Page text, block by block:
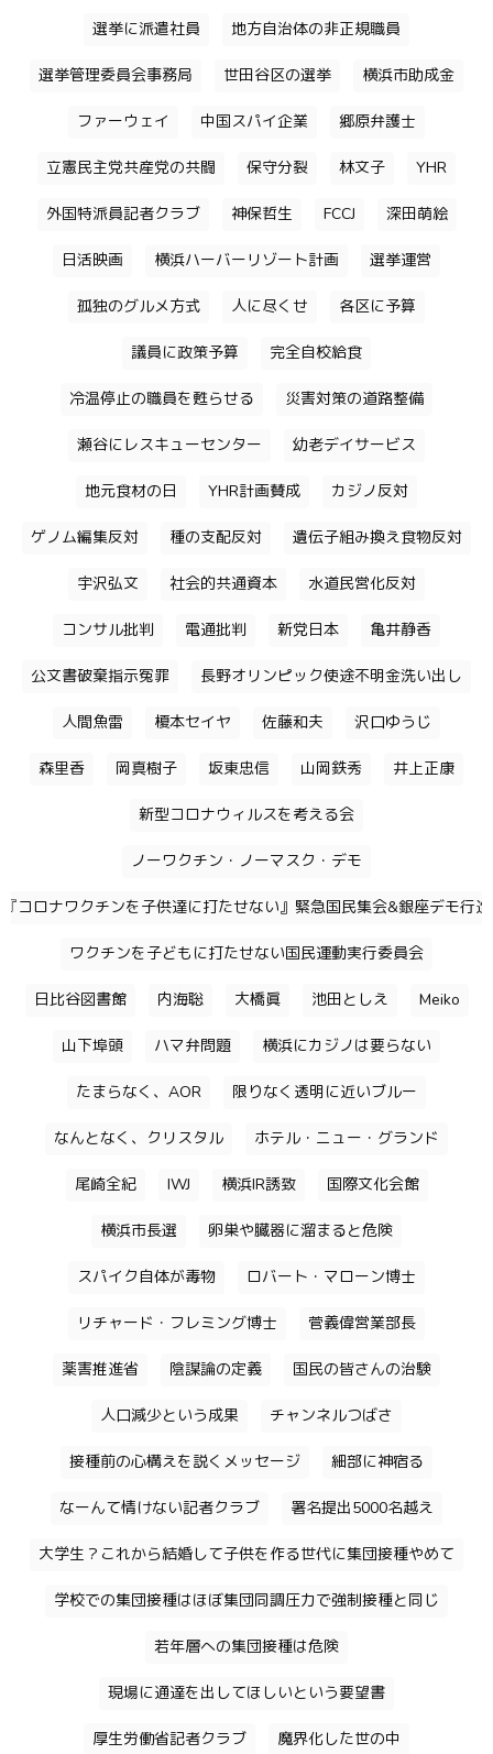
選挙に派遣社員 地方自治体の非正規職員
選挙管理委員会事務局 世田谷区の選挙 横浜市助成金
ファーウェイ 中国スパイ企業 郷原弁護士
立憲民主党共産党の共闘 保守分裂 林文子 YHR
外国特派員記者クラブ 神保哲生 FCCJ 深田萌絵
日活映画 横浜ハーバーリゾート計画 選挙運営
孤独のグルメ方式 人に尽くせ 各区に予算
議員に政策予算 完全自校給食
冷温停止の職員を甦らせる 災害対策の道路整備
瀬谷にレスキューセンター 幼老デイサービス
地元食材の日 YHR計画賛成 カジノ反対
ゲノム編集反対 種の支配反対 遺伝子組み換え食物反対
宇沢弘文 社会的共通資本 水道民営化反対
コンサル批判 電通批判 新党日本 亀井静香
公文書破棄指示冤罪 長野オリンピック使途不明金洗い出し
人間魚雷 榎本セイヤ 佐藤和夫 沢口ゆうじ
森里香 岡真樹子 坂東忠信 山岡鉄秀 井上正康
新型コロナウィルスを考える会
ノーワクチン・ノーマスク・デモ
『コロナワクチンを子供達に打たせない』緊急国民集会&銀座デモ行進
ワクチンを子どもに打たせない国民運動実行委員会
日比谷図書館 内海聡 大橋眞 池田としえ Meiko
山下埠頭 ハマ弁問題 横浜にカジノは要らない
たまらなく、AOR 限りなく透明に近いブルー
なんとなく、クリスタル ホテル・ニュー・グランド
尾崎全紀 IWJ 横浜IR誘致 国際文化会館
横浜市長選 卵巣や臓器に溜まると危険
スパイク自体が毒物 ロバート・マローン博士
リチャード・フレミング博士 菅義偉営業部長
薬害推進省 陰謀論の定義 国民の皆さんの治験
人口減少という成果 チャンネルつばさ
接種前の心構えを説くメッセージ 細部に神宿る
なーんて情けない記者クラブ 署名提出5000名越え
大学生？これから結婚して子供を作る世代に集団接種やめて
学校での集団接種はほぼ集団同調圧力で強制接種と同じ
若年層への集団接種は危険
現場に通達を出してほしいという要望書
厚生労働省記者クラブ 魔界化した世の中